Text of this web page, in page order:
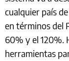
cualquier país
en términos del
60% y el 120%.
herramientas